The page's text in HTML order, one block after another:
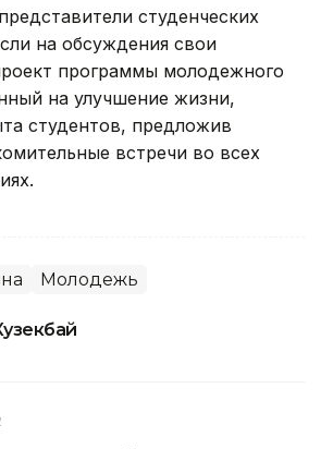
студенческих
на обсуждения свои
программы молодежного
на улучшение жизни,
студентов, предложив
встречи во всех
Молодежь